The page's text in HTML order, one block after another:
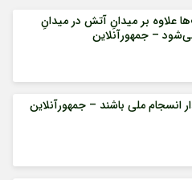
علاوه بر میدانِ آتش در میدانِ
– جمهورآنلاین
انسجام ملی باشند – جمهورآنلاین